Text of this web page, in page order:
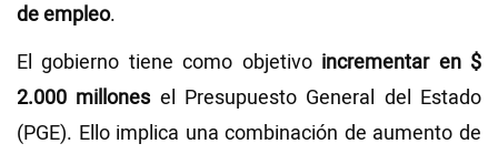
de empleo.
El gobierno tiene como objetivo incrementar en $
2.000 millones el Presupuesto General del Estado
(PGE). Ello implica una combinación de aumento de